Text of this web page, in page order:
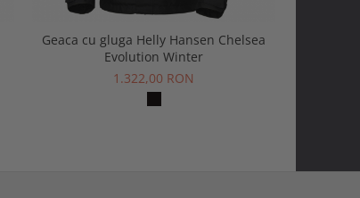
Geaca cu gluga Helly Hansen Chelsea
Evolution Winter
1.322,00 RON